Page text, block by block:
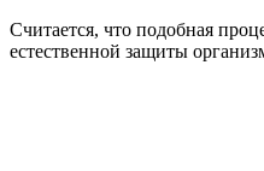
Считается, что подобная
естественной защиты